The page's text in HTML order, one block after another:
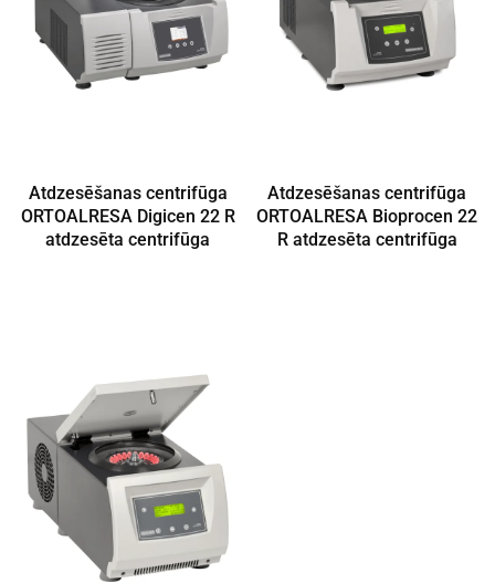
Atdzesēšanas centrifūga
ORTOALRESA Digicen 22 R
atdzesēta centrifūga
Atdzesēšanas centrifūga
ORTOALRESA Bioprocen 22
R atdzesēta centrifūga